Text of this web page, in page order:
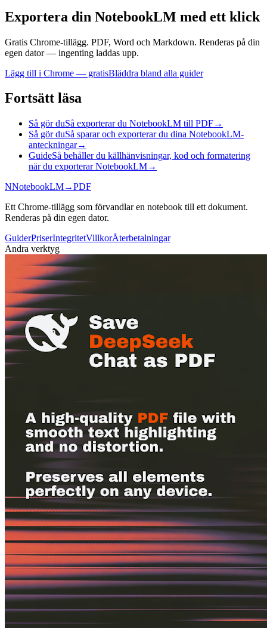
Exportera din NotebookLM med ett klick
Gratis Chrome-tillägg. PDF, Word och Markdown. Renderas på din
egen dator — ingenting laddas upp.
Lägg till i Chrome — gratisBläddra bland alla guider
Fortsätt läsa
Så gör duSå exporterar du NotebookLM till PDF→
Så gör duSå sparar och exporterar du dina NotebookLM-
anteckningar→
GuideSå behåller du källhänvisningar, kod och formatering
när du exporterar NotebookLM→
NNotebookLM→PDF
Ett Chrome-tillägg som förvandlar en notebook till ett dokument.
Renderas på din egen dator.
GuiderPriserIntegritetVillkorÅterbetalningar
Andra verktyg